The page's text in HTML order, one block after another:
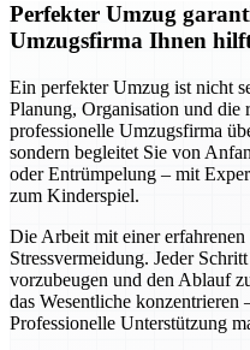
Perfekter Umzug
Umzugsfirma Ihnen
Ein perfekter Umzug ist nicht
Planung, Organisation und die
professionelle Umzugsfirma
sondern begleitet Sie von
oder Entrümpelung – mit
zum Kinderspiel.
Die Arbeit mit einer
Stressvermeidung. Jeder
vorzubeugen und den Ablauf
das Wesentliche konzentrieren
Professionelle Unterstützung